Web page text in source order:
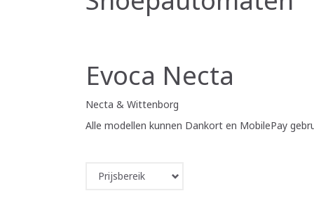
Evoca Necta
Necta & Wittenborg
Alle modellen kunnen Dankort en MobilePay
Prijsbereik